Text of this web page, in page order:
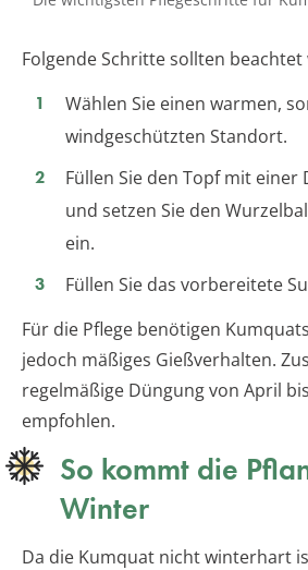
Folgende Schritte sollten beachtet
Wählen Sie einen warmen,
windgeschützten Standort.
Füllen Sie den Topf mit einer
und setzen Sie den
ein.
Füllen Sie das vorbereitete
Für die Pflege benötigen
jedoch mäßiges Gießverhalten.
regelmäßige Düngung von April
empfohlen.
So kommt die
Winter
Da die Kumquat nicht winterhart